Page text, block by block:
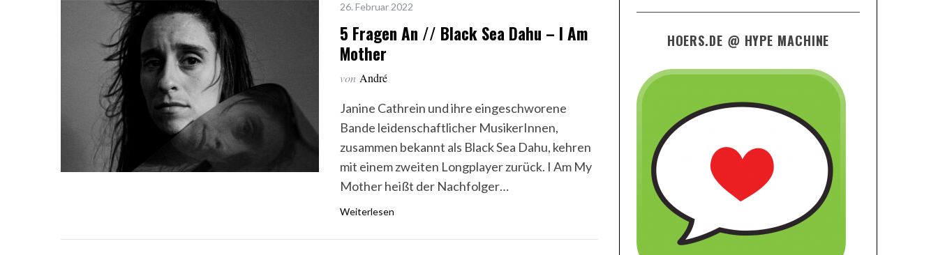
26. Februar 2022
5 Fragen An // Black Sea Dahu – I Am
Mother
von André
Janine Cathrein und ihre eingeschworene
Bande leidenschaftlicher MusikerInnen,
zusammen bekannt als Black Sea Dahu, kehren
mit einem zweiten Longplayer zurück. I Am My
Mother heißt der Nachfolger…
Weiterlesen
HOERS.DE @ HYPE MACHINE